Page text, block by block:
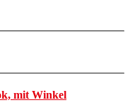
mit Winkel